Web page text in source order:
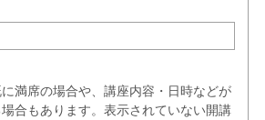
満席の場合や、講座内容・日時などが
合もあります。表示されていない開講